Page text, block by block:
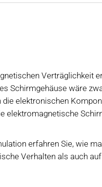
Verträglichkeit
Schirmgehäuse wäre
elektronischen
erfahren Sie, wie
Verhalten als auch